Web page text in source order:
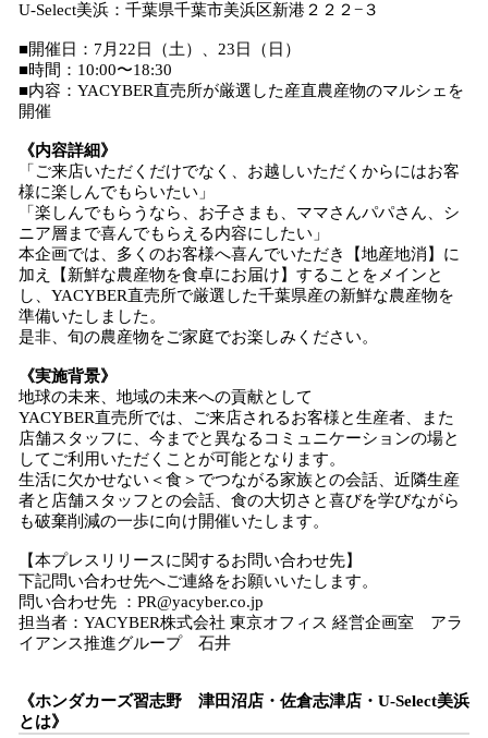
U-Select美浜：千葉県千葉市美浜区新港２２２−３
■開催日：7月22日（土）、23日（日）
■時間：10:00〜18:30
■内容：YACYBER直売所が厳選した産直農産物のマルシェを
開催
《内容詳細》
「ご来店いただくだけでなく、お越しいただくからにはお客
様に楽しんでもらいたい」
「楽しんでもらうなら、お子さまも、ママさんパパさん、シ
ニア層まで喜んでもらえる内容にしたい」
本企画では、多くのお客様へ喜んでいただき【地産地消】に
加え【新鮮な農産物を食卓にお届け】することをメインと
し、YACYBER直売所で厳選した千葉県産の新鮮な農産物を
準備いたしました。
是非、旬の農産物をご家庭でお楽しみください。
《実施背景》
地球の未来、地域の未来への貢献として
YACYBER直売所では、ご来店されるお客様と生産者、また
店舗スタッフに、今までと異なるコミュニケーションの場と
してご利用いただくことが可能となります。
生活に欠かせない＜食＞でつながる家族との会話、近隣生産
者と店舗スタッフとの会話、食の大切さと喜びを学びながら
も破棄削減の一歩に向け開催いたします。
【本プレスリリースに関するお問い合わせ先】
下記問い合わせ先へご連絡をお願いいたします。
問い合わせ先 ：PR@yacyber.co.jp
担当者：YACYBER株式会社 東京オフィス 経営企画室 アラ
イアンス推進グループ 石井
《ホンダカーズ習志野 津田沼店・佐倉志津店・U-Select美浜
とは》